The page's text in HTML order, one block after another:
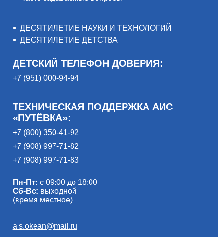
ДЕСЯТИЛЕТИЕ НАУКИ И ТЕХНОЛОГИЙ
ДЕСЯТИЛЕТИЕ ДЕТСТВА
ДЕТСКИЙ ТЕЛЕФОН ДОВЕРИЯ:
+7 (951) 000-94-94
ТЕХНИЧЕСКАЯ ПОДДЕРЖКА АИС
«ПУТЁВКА»:
+7 (800) 350-41-92
+7 (908) 997-71-82
+7 (908) 997-71-83
Пн-Пт: с 09:00 до 18:00
Сб-Вс: выходной
(время местное)
ais.okean@mail.ru